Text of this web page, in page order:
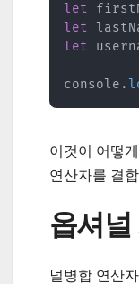
let
let
let
console .
이것이 어떻
연산자를 결
옵셔
널병합 연산